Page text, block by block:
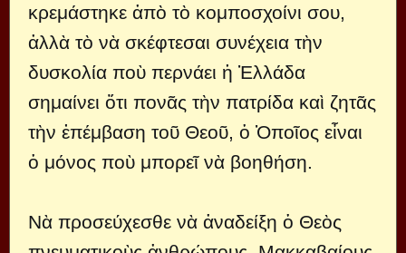
κρεμάστηκε ἀπὸ τὸ κομποσχοίνι σου,
ἀλλὰ τὸ νὰ σκέφτεσαι συνέχεια τὴν
δυσκολία ποὺ περνάει ἡ Ἑλλάδα
σημαίνει ὅτι πονᾶς τὴν πατρίδα καὶ ζητᾶς
τὴν ἐπέμβαση τοῦ Θεοῦ, ὁ Ὁποῖος εἶναι
ὁ μόνος ποὺ μπορεῖ νὰ βοηθήση.
Νὰ προσεύχεσθε νὰ ἀναδείξη ὁ Θεὸς